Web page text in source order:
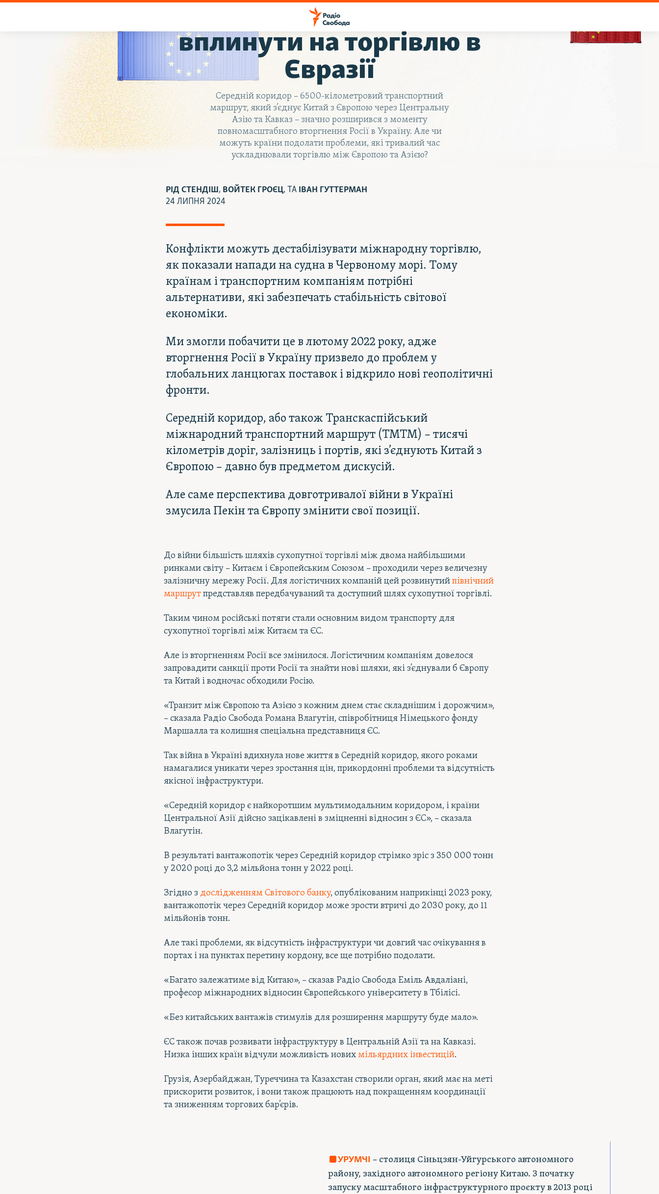
Як війна в Україні може
вплинути на торгівлю в
Євразії
Середній коридор – 6500-кілометровий транспортний
маршрут, який з’єднує Китай з Європою через Центральну
Азію та Кавказ – значно розширився з моменту
повномасштабного вторгнення Росії в Україну. Але чи
можуть країни подолати проблеми, які тривалий час
ускладнювали торгівлю між Європою та Азією?
РІД СТЕНДІШ , ВОЙТЕК ГРОЄЦ, ТА ІВАН ГУТТЕРМАН
24 ЛИПНЯ 2024
Конфлікти можуть дестабілізувати міжнародну торгівлю,
як показали напади на судна в Червоному морі. Тому
країнам і транспортним компаніям потрібні
альтернативи, які забезпечать стабільність світової
економіки.
Ми змогли побачити це в лютому 2022 року, адже
вторгнення Росії в Україну призвело до проблем у
глобальних ланцюгах поставок і відкрило нові геополітичні
фронти.
Середній коридор, або також Транскаспійський
міжнародний транспортний маршрут (ТМТМ) – тисячі
кілометрів доріг, залізниць і портів, які з’єднують Китай з
Європою – давно був предметом дискусій.
Але саме перспектива довготривалої війни в Україні
змусила Пекін та Європу змінити свої позиції.
До війни більшість шляхів сухопутної торгівлі між двома найбільшими
ринками світу – Китаєм і Європейським Союзом – проходили через величезну
залізничну мережу Росії. Для логістичних компаній цей розвинутийпівнічний
маршрутпредставляв передбачуваний та доступний шлях сухопутної торгівлі.
Таким чином російські потяги стали основним видом транспорту для
сухопутної торгівлі між Китаєм та ЄС.
Але із вторгненням Росії все змінилося. Логістичним компаніям довелося
запровадити санкції проти Росії та знайти нові шляхи, які з’єднували б Європу
та Китай і водночас обходили Росію.
«Транзит між Європою та Азією з кожним днем ​​стає складнішим і дорожчим»,
– сказала Радіо Свобода Романа Влагутін, співробітниця Німецького фонду
Маршалла та колишня спеціальна представниця ЄС.
Так війна в Україні вдихнула нове життя в Середній коридор, якого роками
намагалися уникати через зростання цін, прикордонні проблеми та відсутність
якісної інфраструктури.
«Середній коридор є найкоротшим мультимодальним коридором, і країни
Центральної Азії дійсно зацікавлені в зміцненні відносин з ЄС», – сказала
Влагутін.
В результаті вантажопотік через Середній коридор стрімко зріс з 350 000 тонн
у 2020 році до 3,2 мільйона тонн у 2022 році.
Згідно з дослідженням Світового банку, опублікованим наприкінці 2023 року,
вантажопотік через Середній коридор може зрости втричі до 2030 року, до 11
мільйонів тонн.
Але такі проблеми, як відсутність інфраструктури чи довгий час очікування в
портах і на пунктах перетину кордону, все ще потрібно подолати.
«Багато залежатиме від Китаю», – сказав Радіо Свобода Еміль Авдаліані,
професор міжнародних відносин Європейського університету в Тбілісі.
«Без китайських вантажів стимулів для розширення маршруту буде мало».
ЄС також почав розвивати інфраструктуру в Центральній Азії та на Кавказі.
Низка інших країн відчули можливість новихмільярдних інвестицій.
Грузія, Азербайджан, Туреччина та Казахстан створили орган, який має на меті
прискорити розвиток, і вони також працюють над покращенням координації
та зниженням торгових бар’єрів.
УРУМЧІ – столиця Сіньцзян-Уйгурського автономного
району, західного автономного регіону Китаю. З початку
запуску масштабного інфраструктурного проєкту в 2013 році